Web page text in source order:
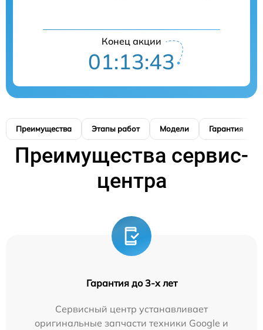
Конец акции
01:13:42
Преимущества Этапы работ Модели Гарантия
Преимущества сервис-
центра
Гарантия до 3-х лет
Сервисный центр устанавливает
оригинальные запчасти техники Google и